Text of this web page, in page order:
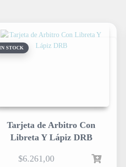
STOCK
Tarjeta de Arbitro Con
Libreta Y Lápiz DRB
$6.261,00